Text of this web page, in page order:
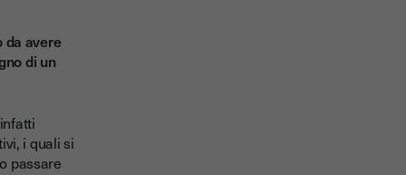
da avere
di un
i quali si
passare